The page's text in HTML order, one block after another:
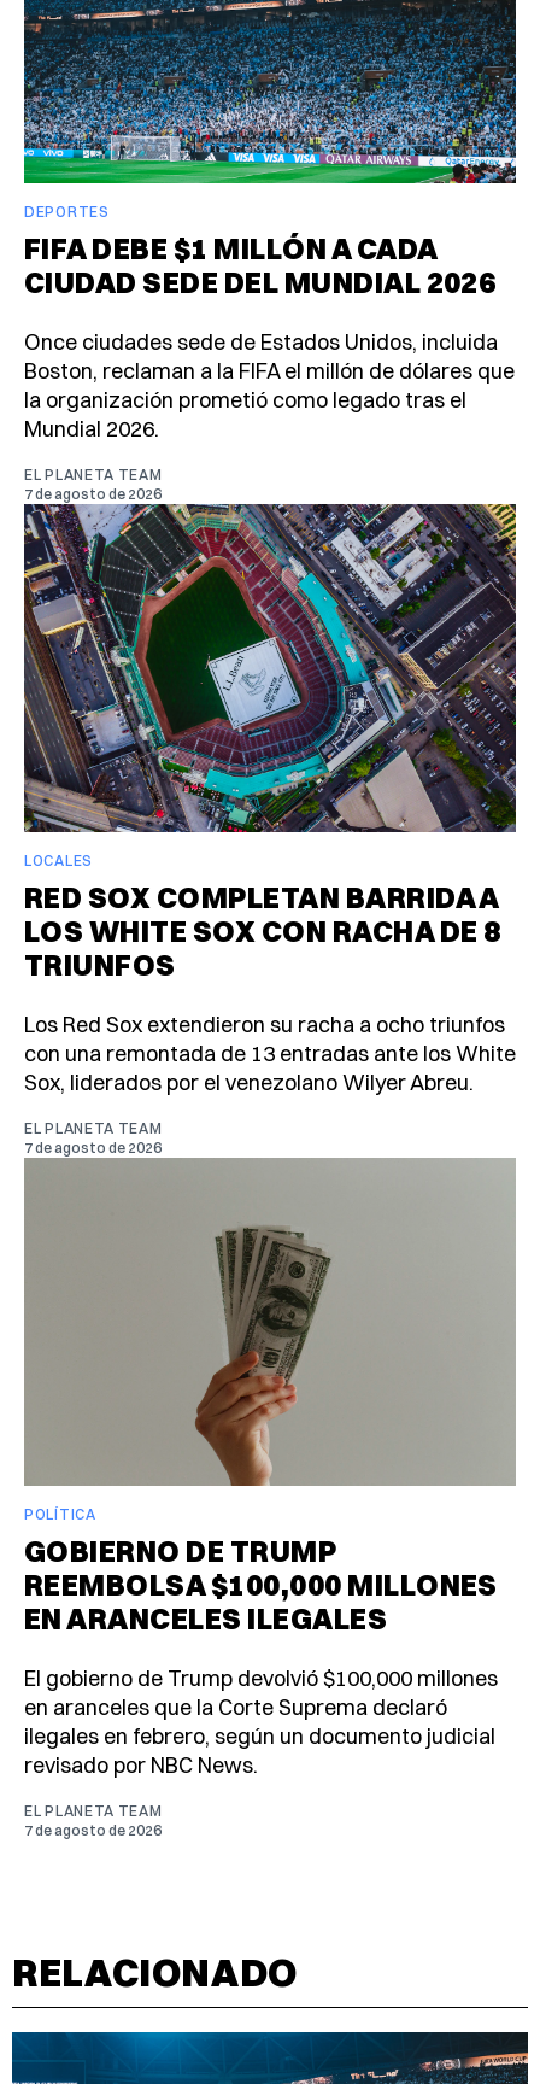
DEPORTES
FIFA DEBE $1 MILLÓN A CADA
CIUDAD SEDE DEL MUNDIAL 2026
Once ciudades sede de Estados Unidos, incluida
Boston, reclaman a la FIFA el millón de dólares que
la organización prometió como legado tras el
Mundial 2026.
EL PLANETA TEAM
7 de agosto de 2026
LOCALES
RED SOX COMPLETAN BARRIDA A
LOS WHITE SOX CON RACHA DE 8
TRIUNFOS
Los Red Sox extendieron su racha a ocho triunfos
con una remontada de 13 entradas ante los White
Sox, liderados por el venezolano Wilyer Abreu.
EL PLANETA TEAM
7 de agosto de 2026
POLÍTICA
GOBIERNO DE TRUMP
REEMBOLSA $100,000 MILLONES
EN ARANCELES ILEGALES
El gobierno de Trump devolvió $100,000 millones
en aranceles que la Corte Suprema declaró
ilegales en febrero, según un documento judicial
revisado por NBC News.
EL PLANETA TEAM
7 de agosto de 2026
RELACIONADO